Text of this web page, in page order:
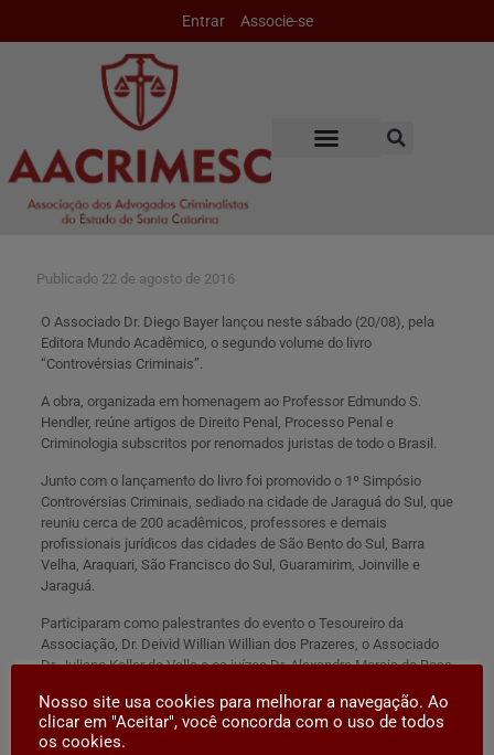
Entrar Associe-se
Publicado 22 de agosto de 2016
O Associado Dr. Diego Bayer lançou neste sábado (20/08), pela
Editora Mundo Acadêmico, o segundo volume do livro
“Controvérsias Criminais”.
A obra, organizada em homenagem ao Professor Edmundo S.
Hendler, reúne artigos de Direito Penal, Processo Penal e
Criminologia subscritos por renomados juristas de todo o Brasil.
Junto com o lançamento do livro foi promovido o 1º Simpósio
Controvérsias Criminais, sediado na cidade de Jaraguá do Sul, que
reuniu cerca de 200 acadêmicos, professores e demais
profissionais jurídicos das cidades de São Bento do Sul, Barra
Velha, Araquari, São Francisco do Sul, Guaramirim, Joinville e
Jaraguá.
Participaram como palestrantes do evento o Tesoureiro da
Associação, Dr. Deivid Willian Willian dos Prazeres, o Associado
Dr. Juliano Keller do Valle e os juízes Dr. Alexandre Morais da Rosa
Para quem tiver interesse em adquirir a obra,clique aqui.
Nosso site usa cookies para melhorar a navegação. Ao
clicar em "Aceitar", você concorda com o uso de todos
os cookies.